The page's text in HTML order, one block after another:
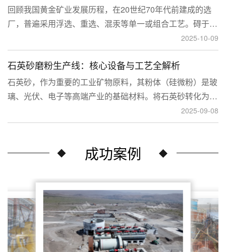
回顾我国黄金矿业发展历程，在20世纪70年代前建成的选
厂，普遍采用浮选、重选、混汞等单一或组合工艺。碍于当
时选矿工艺水平的限制，回收率普遍较低，大量细粒金、包
裹金或与特定矿物共生的金流失到尾矿中，造成了巨大的经
济损失。
2025-10-09
石英砂磨粉生产线：核心设备与工艺全解析
石英砂，作为重要的工业矿物原料，其粉体（硅微粉）是玻
璃、光伏、电子等高端产业的基础材料。将石英砂转化为高
附加值的粉体，离不开一套专业的石英砂磨粉成套设备。本
文将从设备、工艺到应用，为您全面解析这条生产线。
2025-09-08
成功案例